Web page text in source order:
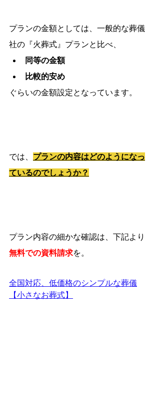
プランの金額としては、一般的な葬儀
社の『火葬式』プランと比べ、
同等の金額
比較的安め
ぐらいの金額設定となっています。
では、 プランの内容はどのようになっ
ているのでしょうか？
プラン内容の細かな確認は、下記より
無料での資料請求を。
全国対応、低価格のシンプルな葬儀
【小さなお葬式】